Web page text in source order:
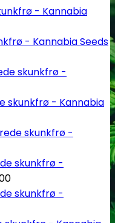
- Kannabia Seeds
skunkfrø - Kannabia
skunkfrø -